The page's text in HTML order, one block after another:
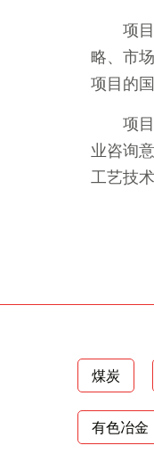
项
略、市
项目的
项
业咨询
工艺技
煤炭
有色冶金